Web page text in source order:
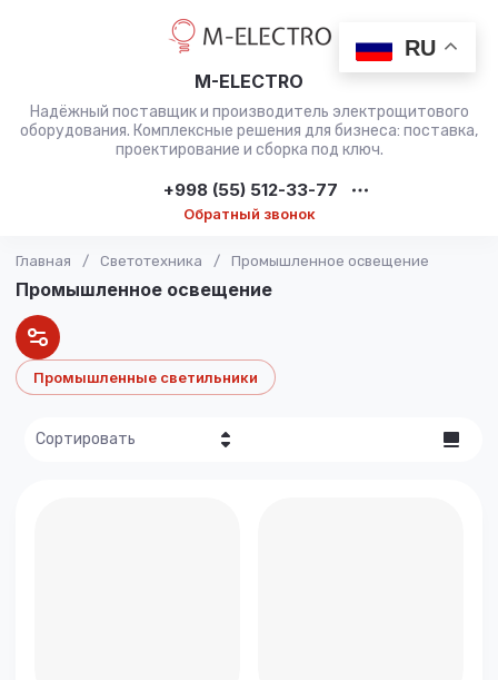
RU
M-ELECTRO
Надёжный поставщик и производитель электрощитового
оборудования. Комплексные решения для бизнеса: поставка,
проектирование и сборка под ключ.
+998 (55) 512-33-77
Обратный звонок
Главная / Светотехника / Промышленное освещение
Промышленное освещение
Промышленные светильники
Сортировать